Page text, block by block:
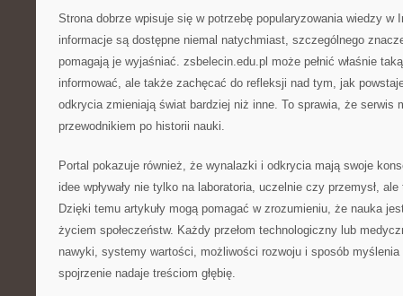
Strona dobrze wpisuje się w potrzebę popularyzowania wiedzy w
informacje są dostępne niemal natychmiast, szczególnego
pomagają je wyjaśniać. zsbelecin.edu.pl może pełnić właśnie
informować, ale także zachęcać do refleksji nad tym, jak
odkrycia zmieniają świat bardziej niż inne. To sprawia, że serwis
przewodnikiem po historii nauki.
Portal pokazuje również, że wynalazki i odkrycia mają swoje
idee wpływały nie tylko na laboratoria, uczelnie czy przemysł,
Dzięki temu artykuły mogą pomagać w zrozumieniu, że nauka
życiem społeczeństw. Każdy przełom technologiczny lub
nawyki, systemy wartości, możliwości rozwoju i sposób myślenia
spojrzenie nadaje treściom głębię.